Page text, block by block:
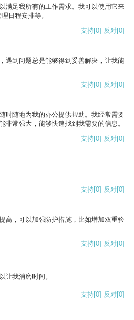
满足我所有的工作需求。我可以使用它来
日程安排等。
支持[0] 反对[0]
遇到问题总是能够得到妥善解决，让我能
支持[0] 反对[0]
时随地为我的办公提供帮助。我经常需要
非常强大，能够快速找到我需要的信息。
支持[0] 反对[0]
支持[0] 反对[0]
高，可以加强防护措施，比如增加双重验
支持[0] 反对[0]
让我消磨时间。
支持[0] 反对[0]